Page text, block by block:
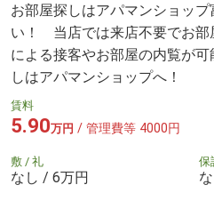
お部屋探しはアパマンショッ
い！ 当店では来店不要でお部
による接客やお部屋の内覧が
しはアパマンショップへ！
賃料
5.90万円 / 管理費等 4000円
敷 / 礼
なし / 6万円
保